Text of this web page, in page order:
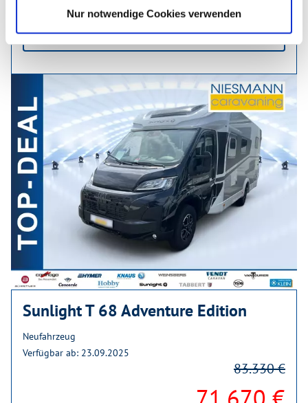
Nur notwendige Cookies verwenden
Zum Fahrzeug
Sunlight T 68 Adventure Edition
Neufahrzeug
Verfügbar ab: 23.09.2025
83.330 €